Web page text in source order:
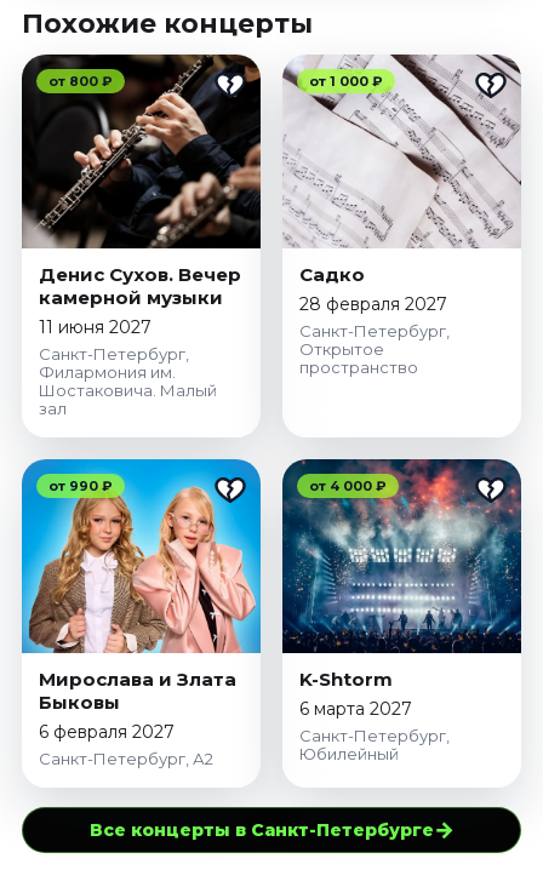
Похожие концерты
от 800 ₽
Денис Сухов. Вечер
камерной музыки
11 июня 2027
Санкт-Петербург,
Филармония им.
Шостаковича. Малый
зал
от 1 000 ₽
Садко
28 февраля 2027
Санкт-Петербург,
Открытое
пространство
от 990 ₽
Мирослава и Злата
Быковы
6 февраля 2027
Санкт-Петербург, А2
от 4 000 ₽
K-Shtorm
6 марта 2027
Санкт-Петербург,
Юбилейный
Все концерты в Санкт-Петербурге→